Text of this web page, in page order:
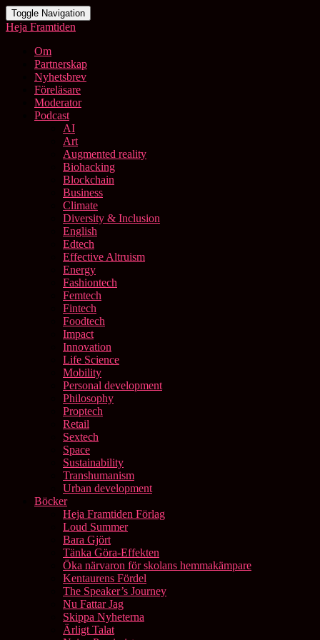
Toggle Navigation
Heja Framtiden
Om
Partnerskap
Nyhetsbrev
Föreläsare
Moderator
Podcast
AI
Art
Augmented reality
Biohacking
Blockchain
Business
Climate
Diversity & Inclusion
English
Edtech
Effective Altruism
Energy
Fashiontech
Femtech
Fintech
Foodtech
Impact
Innovation
Life Science
Mobility
Personal development
Philosophy
Proptech
Retail
Sextech
Space
Sustainability
Transhumanism
Urban development
Böcker
Heja Framtiden Förlag
Loud Summer
Bara Gjört
Tänka Göra-Effekten
Öka närvaron för skolans hemmakämpare
Kentaurens Fördel
The Speaker’s Journey
Nu Fattar Jag
Skippa Nyheterna
Ärligt Talat